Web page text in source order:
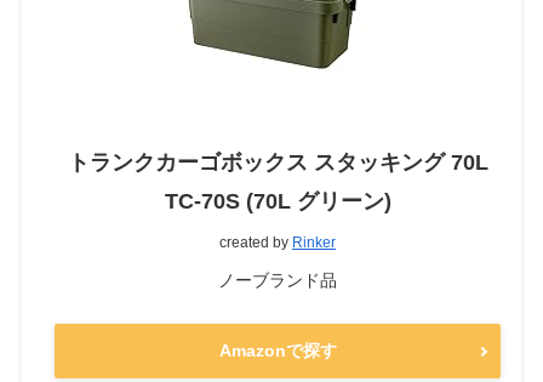
トランクカーゴボックス スタッキング 70L
TC-70S (70L グリーン)
created by Rinker
ノーブランド品
Amazonで探す